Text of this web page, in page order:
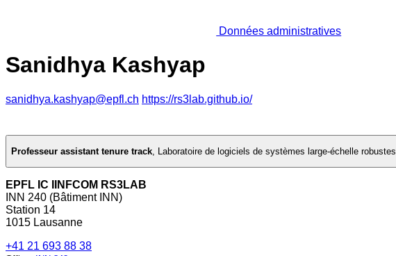
Données administratives
Sanidhya Kashyap
sanidhya.kashyap@epfl.ch https://rs3lab.github.io/
Professeur assistant tenure track, Laboratoire de logiciels de systèmes large-échelle robustes
EPFL IC IINFCOM RS3LAB
INN 240 (Bâtiment INN)
Station 14
1015 Lausanne
+41 21 693 88 38